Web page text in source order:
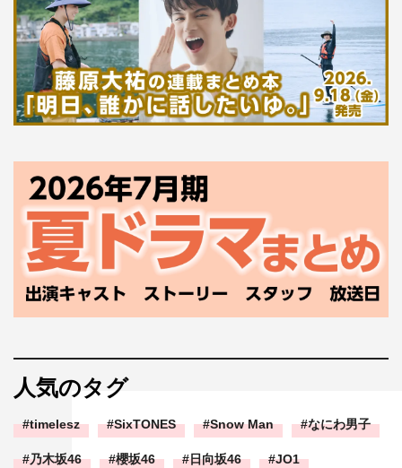
人気のタグ
timelesz SixTONES Snow Man なにわ男子
乃木坂46 櫻坂46 日向坂46 JO1